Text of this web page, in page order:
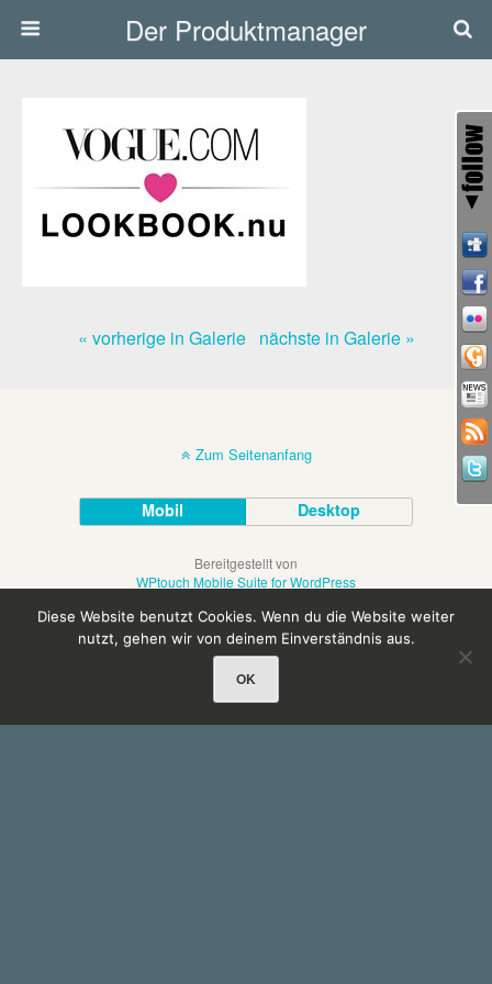
Der Produktmanager
« vorherige in Galerie nächste in Galerie »
Zum Seitenanfang
Mobil Desktop
Bereitgestellt von
WPtouch Mobile Suite for WordPress
Diese Website benutzt Cookies. Wenn du die Website weiter
nutzt, gehen wir von deinem Einverständnis aus.
OK